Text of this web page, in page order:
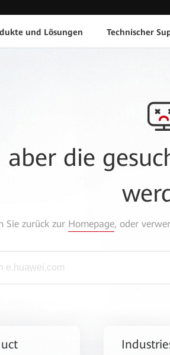
und Lösungen Technischer
aber die
Sie zurück zur Homepage, oder